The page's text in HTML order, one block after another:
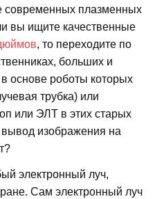
современных плазменных
вы ищите качественные
, то переходите по
больших и
в основе роботы которых
трубка) или
или ЭЛТ в этих старых
вывод изображения на
электронный луч,
Сам электронный луч